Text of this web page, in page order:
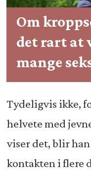
Om
det rart at
mange
Tydeligvis ikke,
helvete med
viser det, blir
kontakten i flere